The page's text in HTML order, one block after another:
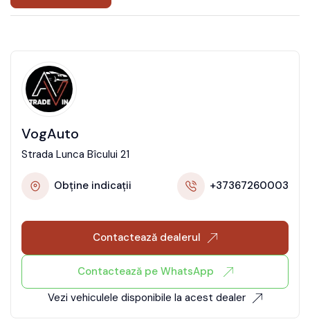
VogAuto
Strada Lunca Bîcului 21
Obține indicații +37367260003
Contactează dealerul
Contactează pe WhatsApp
Vezi vehiculele disponibile la acest dealer